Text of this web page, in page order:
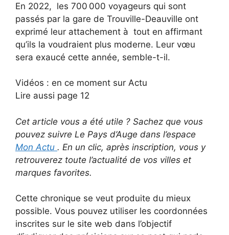
En 2022, les 700 000 voyageurs qui sont
passés par la gare de Trouville-Deauville ont
exprimé leur attachement à tout en affirmant
qu’ils la voudraient plus moderne. Leur vœu
sera exaucé cette année, semble-t-il.
Vidéos : en ce moment sur Actu
Lire aussi page 12
Cet article vous a été utile ? Sachez que vous
pouvez suivre Le Pays d’Auge dans l’espace
Mon Actu . En un clic, après inscription, vous y
retrouverez toute l’actualité de vos villes et
marques favorites.
Cette chronique se veut produite du mieux
possible. Vous pouvez utiliser les coordonnées
inscrites sur le site web dans l’objectif